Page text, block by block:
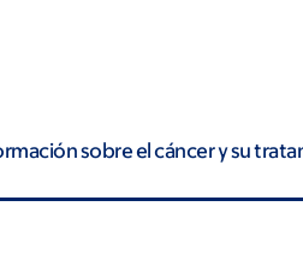
sobre el cáncer y su